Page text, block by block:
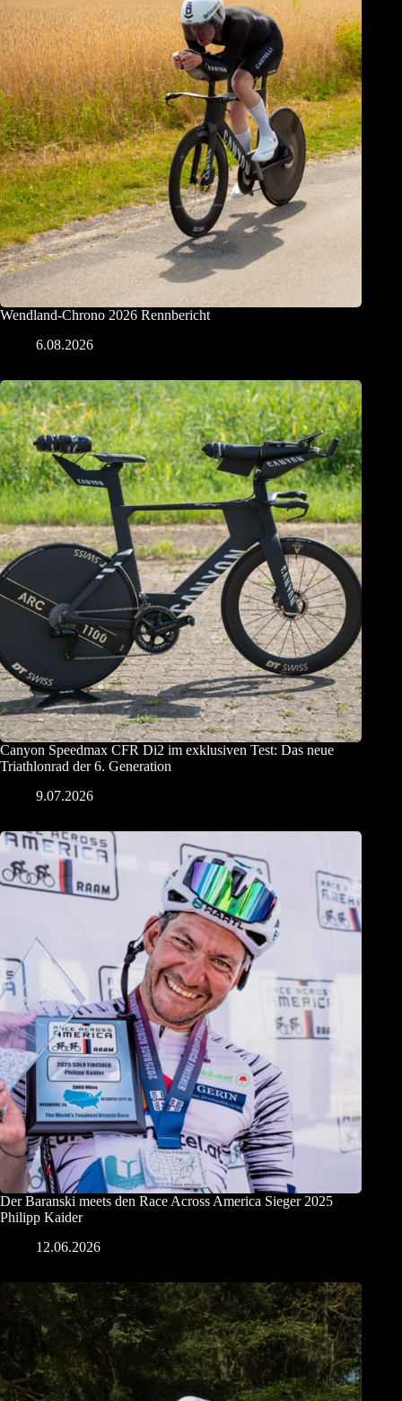
Wendland-Chrono 2026 Rennbericht
6.08.2026
Canyon Speedmax CFR Di2 im exklusiven Test: Das neue
Triathlonrad der 6. Generation
9.07.2026
Der Baranski meets den Race Across America Sieger 2025
Philipp Kaider
12.06.2026